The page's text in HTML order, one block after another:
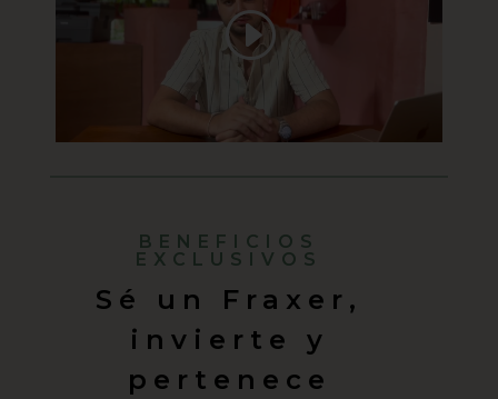
BENEFICIOS
EXCLUSIVOS
Sé un Fraxer,
invierte y
pertenece